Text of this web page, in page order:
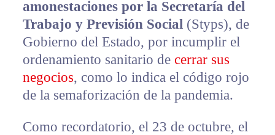
amonestaciones por la Secretaría del
Trabajo y Previsión Social (Styps), de
Gobierno del Estado, por incumplir el
ordenamiento sanitario de cerrar sus
negocios, como lo indica el código rojo
de la semaforización de la pandemia.
Como recordatorio, el 23 de octubre, el